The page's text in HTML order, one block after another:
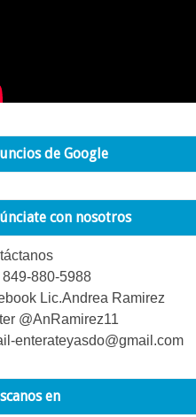
de Google
con nosotros
880-5988
Lic.Andrea Ramirez
@AnRamirez11
enterateyasdo@gmail.com
en